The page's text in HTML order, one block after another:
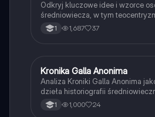
Odkryj kluczowe idee i wzorce
średniowiecza, w tym
postacie takie jak św. Franciszek.
lektur, dat historycznych oraz
1 1,687 37
Język polski
Kronika Galla Anonima
Analiza Kroniki Galla Anonima
dzieła historiografii
znaczenie tego dokumentu dla
narodowej oraz rolę tajemniczego
1 1,000 24